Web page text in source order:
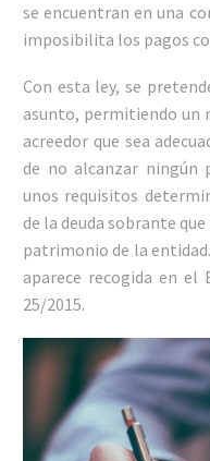
se encuentran en una
imposibilita los pagos
Con esta ley, se
asunto, permitiendo un
acreedor que sea
de no alcanzar ningún
unos requisitos
de la deuda sobrante
patrimonio de la
aparece recogida en el
25/2015.